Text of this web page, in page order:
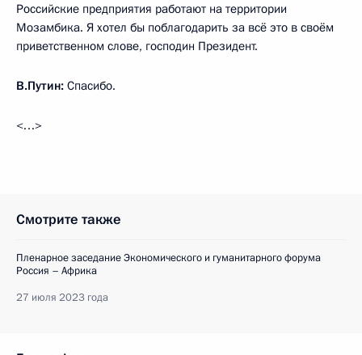
Российские предприятия работают на территории
Мозамбика. Я хотел бы поблагодарить за всё это в своём
приветственном слове, господин Президент.
В.Путин: Спасибо.
<…>
Смотрите также
Пленарное заседание Экономического и гуманитарного форума
Россия – Африка
27 июля 2023 года